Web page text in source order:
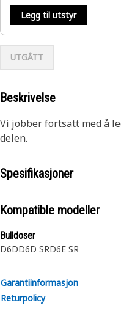
Legg til utstyr
UTGÅTT
Beskrivelse
Vi jobber fortsatt med å
delen.
Spesifikasjoner
Kompatible modeller
Bulldoser
D6DD6D SRD6E SR
Garantiinformasjon
Returpolicy